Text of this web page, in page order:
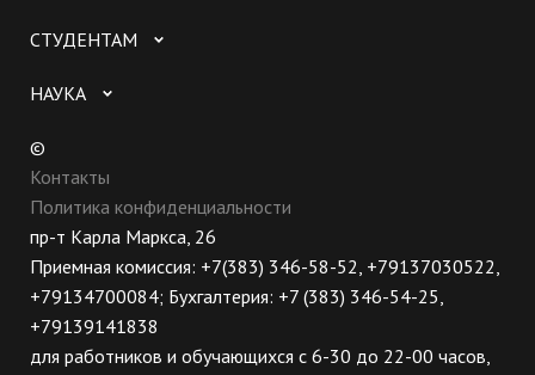
СТУДЕНТАМ
НАУКА
©
Контакты
Политика конфиденциальности
пр-т Карла Маркса, 26
Приемная комиссия: +7(383) 346-58-52, +79137030522,
+79134700084; Бухгалтерия: +7 (383) 346-54-25,
+79139141838
для работников и обучающихся с 6-30 до 22-00 часов,